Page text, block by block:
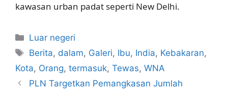
kawasan urban padat seperti New Delhi.
Kategori
Luar negeri
Tag
Berita, dalam, Galeri, Ibu, India, Kebakaran,
Kota, Orang, termasuk, Tewas, WNA
PLN Targetkan Pemangkasan Jumlah